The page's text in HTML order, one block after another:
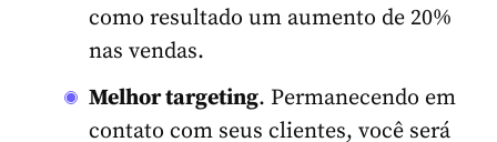
como resultado um aumento de 20%
nas vendas.
Melhor targeting. Permanecendo em
contato com seus clientes, você será